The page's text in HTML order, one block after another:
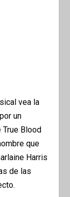
vea la
un
Blood
que
Harris
de las